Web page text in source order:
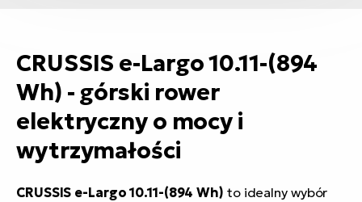
CRUSSIS e-Largo 10.11-(894
Wh) - górski rower
elektryczny o mocy i
wytrzymałości
CRUSSIS e-Largo 10.11-(894 Wh) to idealny wybór